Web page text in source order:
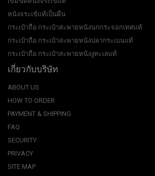
หนังจระเข้แท้เป็นผืน
กระเป๋าถือ กระเป๋าสะพายหนังนกกระจอกเทศแท้
กระเป๋าถือ กระเป๋าสะพายหนังปลากระเบนแท้
กระเป๋าถือ กระเป๋าสะพายหนังงูทะเลแท้
เกี่ยวกับบริษัท
ABOUT US
HOW TO ORDER
PAYMENT & SHIPPING
FAQ
SECURITY
PRIVACY
SITE MAP